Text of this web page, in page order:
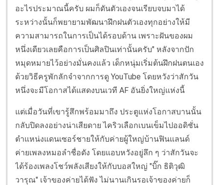
อะไรประมาณนี้ครับ ผมก็ดันตัวเองจนเรียบจบมาได้
ระหว่างนั้นก็พยายามพัฒนาฝึกฝนตัวเองทุกอย่างให้มี
ความสามารถในการเป็นได้รอบด้าน เพราะฝันของผม
หนึ่งเดียวเลยคือการเป็นศิลปินเท่านั้นครับ" หลังจากปัก
หมุดหมายไว้อย่างมั่นคงแล้ว เด็กหนุ่มเริ่มต้นฝึกฝนตนเอง
ด้วยวิธีครูพักลักจำจากการดู YouTube โดยหวังว่าสักวัน
หนึ่งจะมีโอกาสได้แสดงบนเวที AF อันยิ่งใหญ่แห่งนี้
แต่เมื่อวันที่เขารู้สึกพร้อมมาถึง ประตูแห่งโอกาสบานนั้น
กลับปิดลงอย่างน่าเสียดาย ไคริวเลือกเบนเข็มไปออดิชั่น
ตำแหน่งแดนเซอร์ชายให้กับค่ายผู้ใหญ่บ้านฟินแลนด์
ค่ายเพลงหมอลำชื่อดัง โดยแอบหวังอยู่ลึก ๆ ว่าสักวันจะ
ได้ร้องเพลงโชว์พลังเสียงให้กับบอสใหญ่ "บิ๊ก ธิติวุฒิ
วารุณ" เจ้าของค่ายได้ฟัง ไม่นานเกินรอเจ้าของค่ายก็